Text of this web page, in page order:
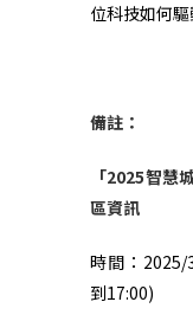
位科技如何
備註：
「2025智慧
區資訊
時間： 2025/
到17:00)